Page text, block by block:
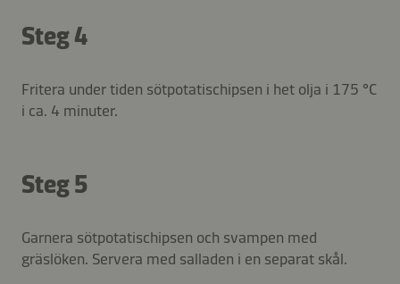
Steg 4
Fritera under tiden sötpotatischipsen i het olja i 175 °C
i ca. 4 minuter.
Steg 5
Garnera sötpotatischipsen och svampen med
gräslöken. Servera med salladen i en separat skål.